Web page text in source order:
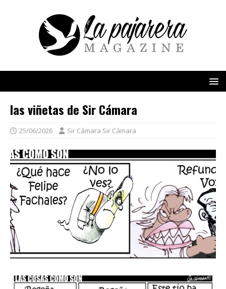
las viñetas de Sir Cámara
25/06/2026 Sir Cámara Sir Cámara